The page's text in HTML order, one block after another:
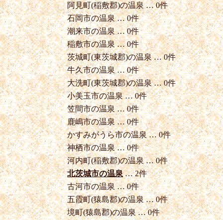
阿見町(稲敷郡)の温泉 … 0件
石岡市の温泉 … 0件
潮来市の温泉 … 0件
稲敷市の温泉 … 0件
茨城町(東茨城郡)の温泉 … 0件
牛久市の温泉 … 0件
大洗町(東茨城郡)の温泉 … 0件
小美玉市の温泉 … 0件
笠間市の温泉 … 0件
鹿嶋市の温泉 … 0件
かすみがうら市の温泉 … 0件
神栖市の温泉 … 0件
河内町(稲敷郡)の温泉 … 0件
北茨城市の温泉… 2件
古河市の温泉 … 0件
五霞町(猿島郡)の温泉 … 0件
境町(猿島郡)の温泉 … 0件